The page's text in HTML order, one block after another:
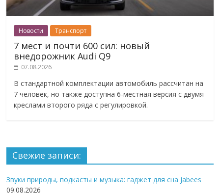
Новости Транспорт
7 мест и почти 600 сил: новый
внедорожник Audi Q9
07.08.2026
В стандартной комплектации автомобиль рассчитан на
7 человек, но также доступна 6-местная версия с двумя
креслами второго ряда с регулировкой.
Свежие записи:
Звуки природы, подкасты и музыка: гаджет для сна Jabees
09.08.2026